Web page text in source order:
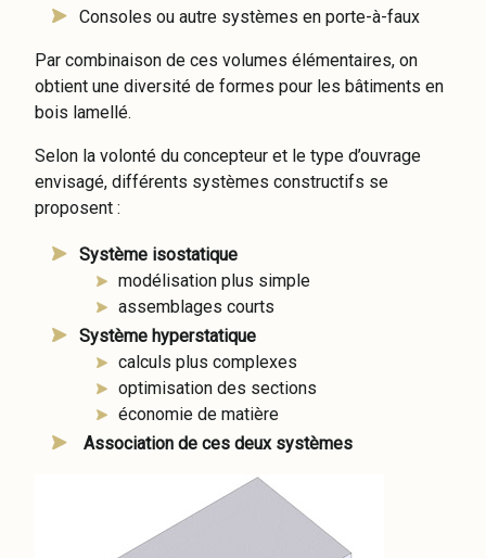
Consoles ou autre systèmes en porte-à-faux
Par combinaison de ces volumes élémentaires, on
obtient une diversité de formes pour les bâtiments en
bois lamellé.
Selon la volonté du concepteur et le type d’ouvrage
envisagé, différents systèmes constructifs se
proposent :
Système isostatique
modélisation plus simple
assemblages courts
Système hyperstatique
calculs plus complexes
optimisation des sections
économie de matière
Association de ces deux systèmes